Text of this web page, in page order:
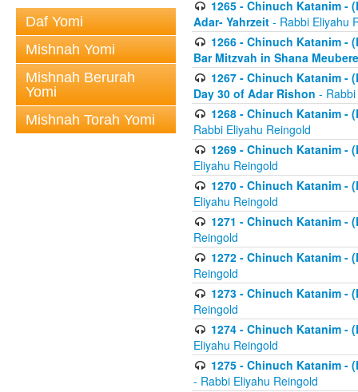
Daf Yomi
Mishnah Yomi
Mishnah Berurah
Yomi
Mishnah Torah Yomi
1265 - Chinuch Katanim -
Adar- Yahrzeit - Rabbi Eliyahu
1266 - Chinuch Katanim -
Bar Mitzvah in Shana
1267 - Chinuch Katanim -
Day 30 of Adar Rishon -
1268 - Chinuch Katanim -
Rabbi Eliyahu Reingold
1269 - Chinuch Katanim -
Eliyahu Reingold
1270 - Chinuch Katanim -
Eliyahu Reingold
1271 - Chinuch Katanim -
Reingold
1272 - Chinuch Katanim -
Reingold
1273 - Chinuch Katanim -
Reingold
1274 - Chinuch Katanim -
Eliyahu Reingold
1275 - Chinuch Katanim -
- Rabbi Eliyahu Reingold